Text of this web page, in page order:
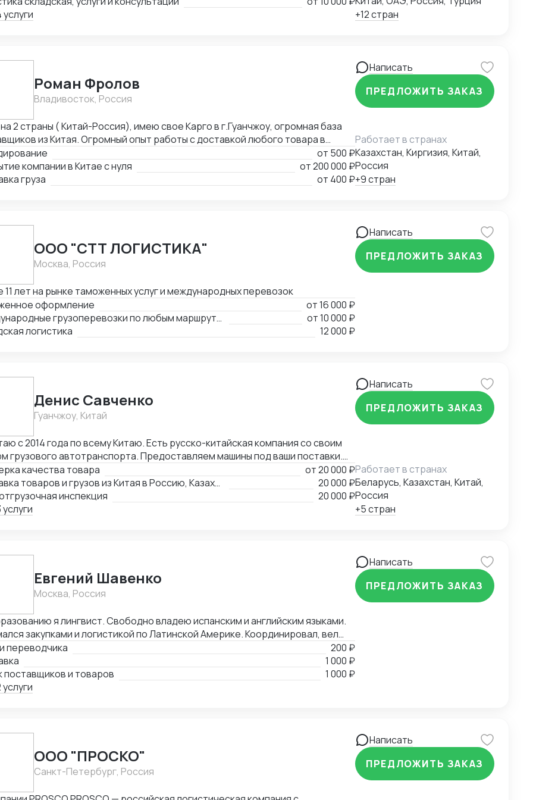
+12 стран
Роман Фролов
Владивосток, Россия
2 страны ( Китай-Россия), имею свое Карго в г.Гуанчжоу, огромная база
из Китая. Огромный опыт работы с доставкой любого товара в
Средней Азии. Поиск, выкуп, валюта, обмен, инспекция.
от 500 ₽
компании в Китае с нуля
от200 000 ₽
груза
от 400 ₽
Написать
ПРЕДЛОЖИТЬ ЗАКАЗ
Работает в странах
Казахстан, Киргизия, Китай,
Россия
+9 стран
ООО "СТТ ЛОГИСТИКА"
Москва, Россия
11 лет на рынке таможенных услуг и международных перевозок
оформление
от16 000 ₽
Международные грузоперевозки по любым маршрутам и любыми видами транспорта
от10 000 ₽
логистика
12 000 ₽
Написать
ПРЕДЛОЖИТЬ ЗАКАЗ
Денис Савченко
Гуанчжоу, Китай
с 2014 года по всему Китаю. Есть русско-китайская компания со своим
грузового автотранспорта. Предоставляем машины под ваши поставки.
склад в Гуанчжоу, ИУ и Маньчжурии. Занимаюсь оказанием различных
в сфере внешней торговли.
качества товара от20 000 ₽
Доставка товаров и грузов из Китая в Россию, Казахстан, Беларусь, Таиланд, Вьетнам, Малайзию
20 000 ₽
инспекция
20 000 ₽
Написать
ПРЕДЛОЖИТЬ ЗАКАЗ
Работает в странах
Беларусь, Казахстан, Китай,
Россия
+5 стран
Евгений Шавенко
Москва, Россия
я лингвист. Свободно владею испанским и английским языками.
закупками и логистикой по Латинской Америке. Координировал, вел
по закупке, согласовал цены DDP. Перевозил товары до складов
В данный момент занимаюсь организацией импорта в Российскую
из Америки. Знаком со всеми первичными документами ВЭД.
переводчика
200 ₽
1 000 ₽
поставщиков и товаров
1 000 ₽
Написать
ПРЕДЛОЖИТЬ ЗАКАЗ
ООО "ПРОСКО"
Санкт-Петербург, Россия
Написать
ПРЕДЛОЖИТЬ ЗАКАЗ